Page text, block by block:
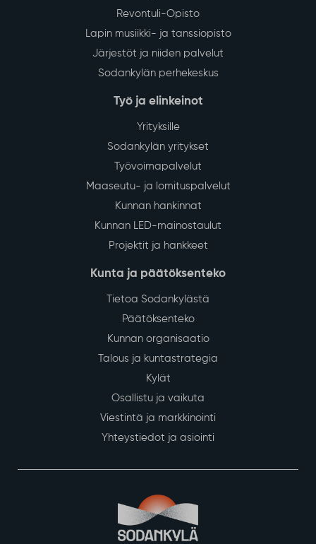
Revontuli-Opisto
Lapin musiikki- ja tanssiopisto
Järjestöt ja niiden palvelut
Sodankylän perhekeskus
Työ ja elinkeinot
Yrityksille
Sodankylän yritykset
Työvoimapalvelut
Maaseutu- ja lomituspalvelut
Kunnan hankinnat
Kunnan LED-mainostaulut
Projektit ja hankkeet
Kunta ja päätöksenteko
Tietoa Sodankylästä
Päätöksenteko
Kunnan organisaatio
Talous ja kuntastrategia
Kylät
Osallistu ja vaikuta
Viestintä ja markkinointi
Yhteystiedot ja asiointi